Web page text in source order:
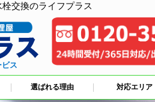
交換のライフプラス
ス
選ばれる理由 対応エリア